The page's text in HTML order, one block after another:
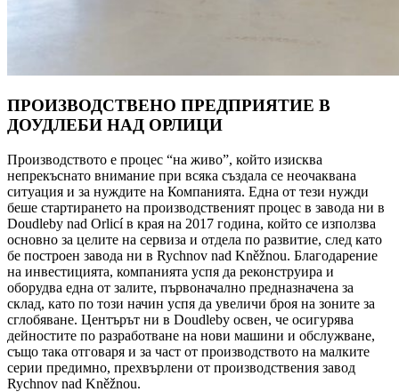
ПРОИЗВОДСТВЕНО ПРЕДПРИЯТИЕ В
ДОУДЛЕБИ НАД ОРЛИЦИ
Производството е процес “на живо”, който изисква
непрекъснатo внимание при всяка създала се неочаквана
ситуация и за нуждите на Компанията. Една от тези нужди
беше стартирането на производственият процес в завода ни в
Doudleby nad Orlicí в края на 2017 година, който се използва
основно за целите на сервиза и отдела по развитие, след като
бе построен завода ни в Rychnov nad Kněžnou. Благодарение
на инвестицията, компанията успя да реконструира и
оборудва една от залите, първоначално предназначена за
склад, като по този начин успя да увеличи броя на зоните за
сглобяване. Центърът ни в Doudleby освен, че осигурява
дейностите по разработване на нови машини и обслужване,
също така отговаря и за част от производството на малките
серии предимно, прехвърлени от производствения завод
Rychnov nad Kněžnou.